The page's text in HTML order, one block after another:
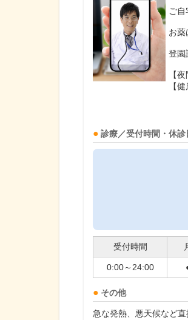
ご
お薬
登園
【
【
診療／受付時間・休診
受付時間
0:00～24:00
その他
急な発熱、悪天候など